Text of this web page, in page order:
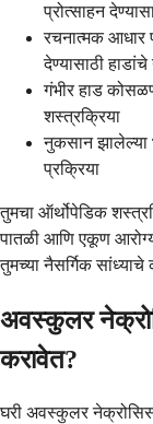
प्रोत्साहन
रचनात्मक आधार
देण्यासाठी हाडांचे
गंभीर हाड
शस्त्रक्रिया
नुकसान झालेल्या
प्रक्रिया
तुमचा ऑर्थोपेडिक
पातळी आणि एकूण
तुमच्या नैसर्गिक
अवस्कुलर
करावेत?
घरी अवस्कुलर